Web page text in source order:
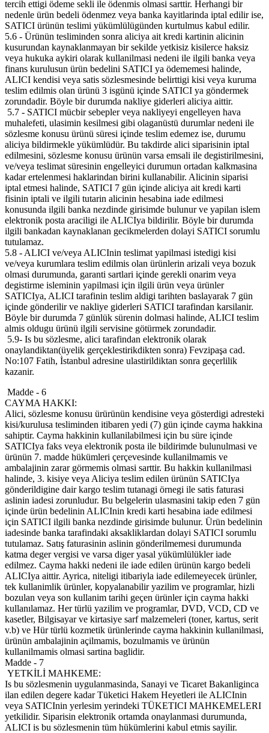
tercih ettigi ödeme sekli ile ödenmis olmasi sarttir. Herhangi bir
nedenle ürün bedeli ödenmez veya banka kayitlarinda iptal edilir ise,
SATICI ürünün teslimi yükümlülügünden kurtulmus kabul edilir.
5.6 - Ürünün tesliminden sonra aliciya ait kredi kartinin alicinin
kusurundan kaynaklanmayan bir sekilde yetkisiz kisilerce haksiz
veya hukuka aykiri olarak kullanilmasi nedeni ile ilgili banka veya
finans kurulusun ürün bedelini SATICI ya ödememesi halinde,
ALICI kendisi veya satis sözlesmesinde belirttigi kisi veya kuruma
teslim edilmis olan ürünü 3 isgünü içinde SATICI ya göndermek
zorundadir. Böyle bir durumda nakliye giderleri aliciya aittir.
5.7 - SATICI mücbir sebepler veya nakliyeyi engelleyen hava
muhalefeti, ulasimin kesilmesi gibi olaganüstü durumlar nedeni ile
sözlesme konusu ürünü süresi içinde teslim edemez ise, durumu
aliciya bildirmekle yükümlüdür. Bu takdirde alici siparisinin iptal
edilmesini, sözlesme konusu ürünün varsa emsali ile degistirilmesini,
ve/veya teslimat süresinin engelleyici durumun ortadan kalkmasina
kadar ertelenmesi haklarindan birini kullanabilir. Alicinin siparisi
iptal etmesi halinde, SATICI 7 gün içinde aliciya ait kredi karti
fisinin iptali ve ilgili tutarin alicinin hesabina iade edilmesi
konusunda ilgili banka nezdinde girisimde bulunur ve yapilan islem
elektronik posta araciligi ile ALICIya bildirilir. Böyle bir durumda
ilgili bankadan kaynaklanan gecikmelerden dolayi SATICI sorumlu
tutulamaz.
5.8 - ALICI ve/veya ALICInin teslimat yapilmasi istedigi kisi
ve/veya kurumlara teslim edilmis olan ürünlerin arizali veya bozuk
olmasi durumunda, garanti sartlari içinde gerekli onarim veya
degistirme isleminin yapilmasi için ilgili ürün veya ürünler
SATICIya, ALICI tarafinin teslim aldigi tarihten baslayarak 7 gün
içinde gönderilir ve nakliye giderleri SATICI tarafindan karsilanir.
Böyle bir durumda 7 günlük sürenin dolmasi halinde, ALICI teslim
almis oldugu ürünü ilgili servisine götürmek zorundadir.
5.9- Is bu sözlesme, alici tarafindan elektronik olarak
onaylandiktan(üyelik gerçeklestirikdikten sonra) Fevzipaşa cad.
No:107 Fatih, İstanbul adresine ulastirildiktan sonra geçerlilik
kazanir.
Madde - 6
CAYMA HAKKI:
Alici, sözlesme konusu ürürünün kendisine veya gösterdigi adresteki
kisi/kurulusa tesliminden itibaren yedi (7) gün içinde cayma hakkina
sahiptir. Cayma hakkinin kullanilabilmesi için bu süre içinde
SATICIya faks veya elektronik posta ile bildirimde bulunulmasi ve
ürünün 7. madde hükümleri çerçevesinde kullanilmamis ve
ambalajinin zarar görmemis olmasi sarttir. Bu hakkin kullanilmasi
halinde, 3. kisiye veya Aliciya teslim edilen ürünün SATICIya
gönderildigine dair kargo teslim tutanagi örnegi ile satis faturasi
aslinin iadesi zorunludur. Bu belgelerin ulasmasini takip eden 7 gün
içinde ürün bedelinin ALICInin kredi karti hesabina iade edilmesi
için SATICI ilgili banka nezdinde girisimde bulunur. Ürün bedelinin
iadesinde banka tarafindaki aksakliklardan dolayi SATICI sorumlu
tutulamaz. Satış faturasinin aslinin gönderilmemesi durumunda
katma deger vergisi ve varsa diger yasal yükümlülükler iade
edilmez. Cayma hakki nedeni ile iade edilen ürünün kargo bedeli
ALICIya aittir. Ayrica, niteligi itibariyla iade edilemeyecek ürünler,
tek kullanimlik ürünler, kopyalanabilir yazilim ve programlar, hizli
bozulan veya son kullanim tarihi geçen ürünler için cayma hakki
kullanılamaz. Her türlü yazilim ve programlar, DVD, VCD, CD ve
kasetler, Bilgisayar ve kirtasiye sarf malzemeleri (toner, kartus, serit
v.b) ve Hür türlü kozmetik ürünlerinde cayma hakkinin kullanilmasi,
ürünün ambalajinin açilmamis, bozulmamis ve ürünün
kullanilmamis olmasi sartina baglidir.
Madde - 7
YETKİLİ MAHKEME:
Is bu sözlesmenin uygulanmasinda, Sanayi ve Ticaret Bakanliginca
ilan edilen degere kadar Tüketici Hakem Heyetleri ile ALICInin
veya SATICInin yerlesim yerindeki TÜKETICI MAHKEMELERI
yetkilidir. Siparisin elektronik ortamda onaylanmasi durumunda,
ALICI is bu sözlesmenin tüm hükümlerini kabul etmis sayilir.